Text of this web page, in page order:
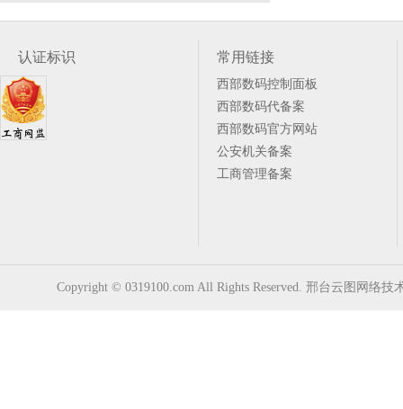
认证标识 常用链接
西部数码控制面板
西部数码代备案
西部数码官方网站
公安机关备案
工商管理备案
Copyright © 0319100.com All Rights Reserved. 邢台云图网络